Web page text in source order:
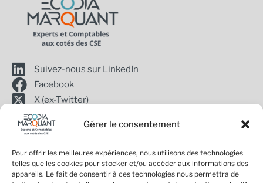
Gérer le consentement
Pour offrir les meilleures expériences, nous utilisons des technologies
telles que les cookies pour stocker et/ou accéder aux informations des
appareils. Le fait de consentir à ces technologies nous permettra de
Suivez-nous sur LinkedIn
Facebook
X (ex-Twitter)
Inscription
à
la
Envoyer
01 44 53 94 06